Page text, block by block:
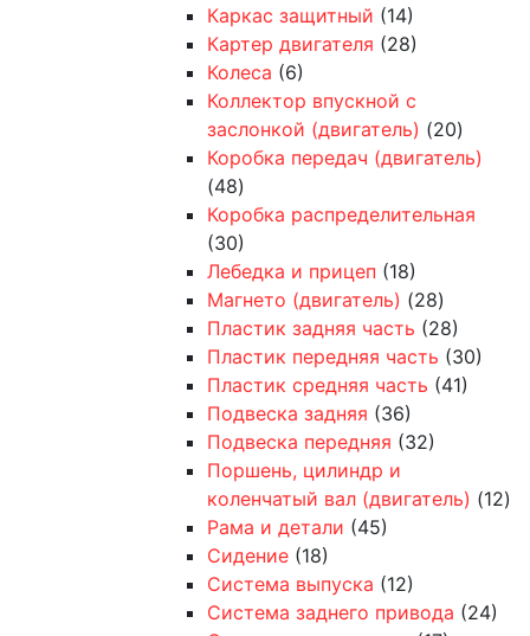
Каркас защитный (14)
Картер двигателя (28)
Колеса (6)
Коллектор впускной с
заслонкой (двигатель) (20)
Коробка передач (двигатель)
(48)
Коробка распределительная
(30)
Лебедка и прицеп (18)
Магнето (двигатель) (28)
Пластик задняя часть (28)
Пластик передняя часть (30)
Пластик средняя часть (41)
Подвеска задняя (36)
Подвеска передняя (32)
Поршень, цилиндр и
коленчатый вал (двигатель) (12)
Рама и детали (45)
Сидение (18)
Система выпуска (12)
Система заднего привода (24)